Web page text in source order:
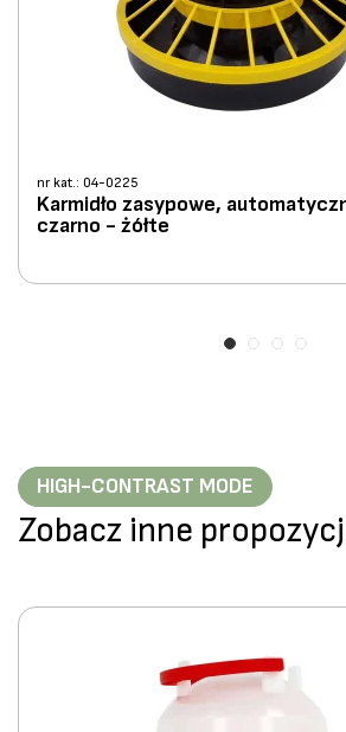
nr kat.: 04-0225
Karmidło zasypowe,
czarno - żółte
HIGH-CONTRAST MODE
Zobacz inne